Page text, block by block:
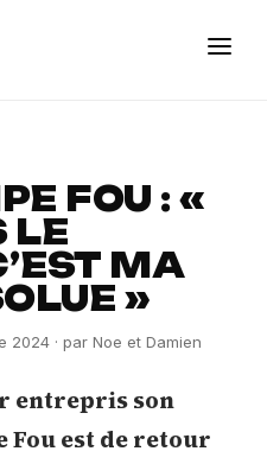
FOU : «
LE
MA
»
2024 · par Noe et Damien
entrepris son
Fou est de retour